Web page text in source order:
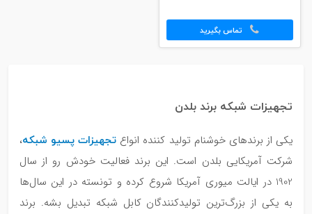
تماس بگیرید
تجهیزات شبکه برند بلدن
یکی از برندهای خوشنام تولید کننده انواع تجهیزات پسیو شبکه،
شرکت آمریکایی بلدن است. این برند فعالیت خودش رو از سال
1902 در ایالت میوری آمریکا شروع کرده و تونسته در این سال‌ها
به یکی از بزرگ‌ترین تولیدکنندگان کابل شبکه تبدیل بشه. برند